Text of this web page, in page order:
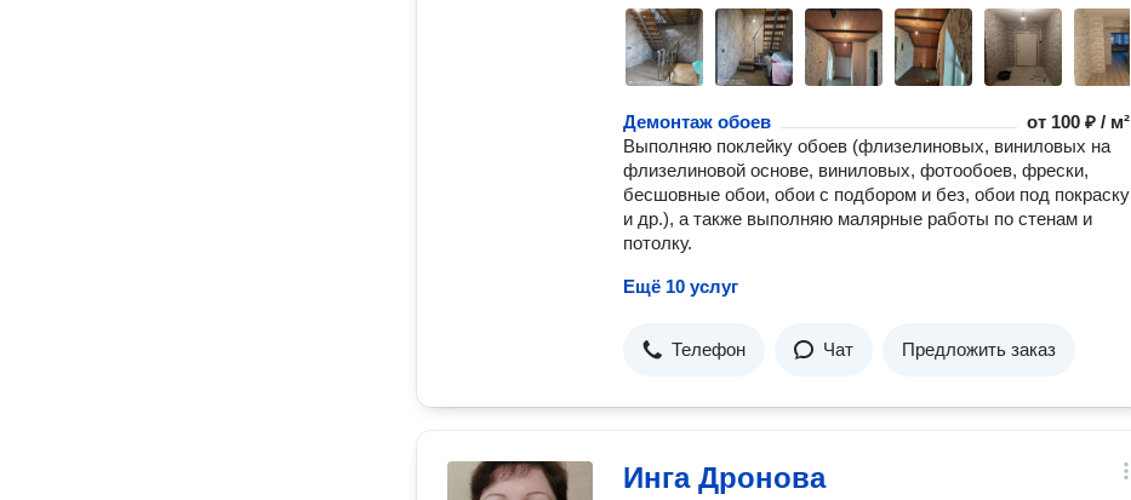
Демонтаж обоев от 100 ₽ / м²
Выполняю поклейку обоев (флизелиновых, виниловых на
флизелиновой основе, виниловых, фотообоев, фрески,
бесшовные обои, обои с подбором и без, обои под покраску
и др.), а также выполняю малярные работы по стенам и
потолку.
Ещё 10 услуг
Телефон Чат Предложить заказ
Инга Дронова